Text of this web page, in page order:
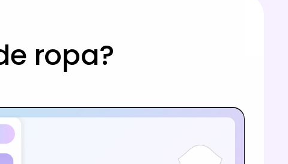
ropa?